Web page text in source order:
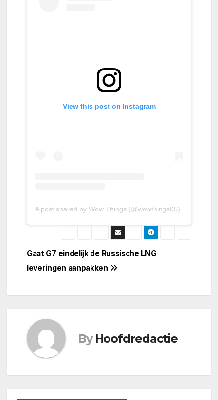
View this post on Instagram
A post shared by Wow Things (@wowthings05)
Bericht
navigatie
Gaat G7 eindelijk de Russische LNG
leveringen aanpakken
By Hoofdredactie